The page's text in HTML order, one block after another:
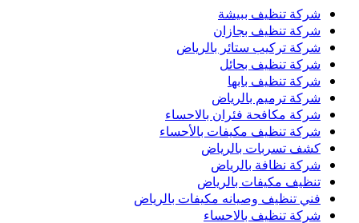
شركة تنظيف ببيشة
شركة تنظيف بجازان
شركة تركيب ستائر بالرياض
شركة تنظيف بحائل
شركة تنظيف بابها
شركة ترميم بالرياض
شركة مكافحة فئران بالاحساء
شركة تنظيف مكيفات بالأحساء
كشف تسربات بالرياض
شركة نظافة بالرياض
تنظيف مكيفات بالرياض
فني تنظيف وصيانه مكيفات بالرياض
شركة تنظيف بالاحساء